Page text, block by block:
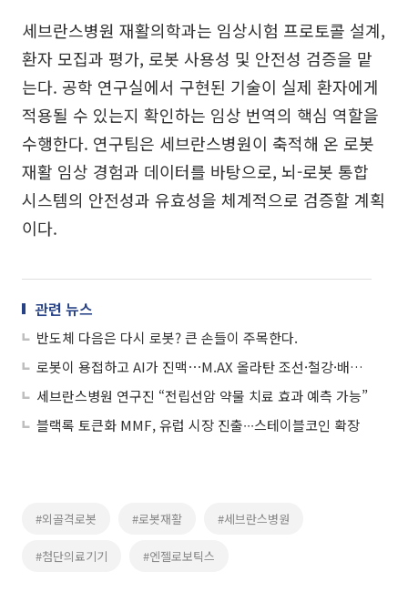
세브란스병원 재활의학과는 임상시험 프로토콜 설계,
환자 모집과 평가, 로봇 사용성 및 안전성 검증을 맡
는다. 공학 연구실에서 구현된 기술이 실제 환자에게
적용될 수 있는지 확인하는 임상 번역의 핵심 역할을
수행한다. 연구팀은 세브란스병원이 축적해 온 로봇
재활 임상 경험과 데이터를 바탕으로, 뇌-로봇 통합
시스템의 안전성과 유효성을 체계적으로 검증할 계획
이다.
관련 뉴스
반도체 다음은 다시 로봇? 큰 손들이 주목한다.
로봇이 용접하고 AI가 진맥⋯M.AX 올라탄 조선·철강·배터리
세브란스병원 연구진 “전립선암 약물 치료 효과 예측 가능”
블랙록 토큰화 MMF, 유럽 시장 진출∙∙∙스테이블코인 확장
#외골격로봇 #로봇재활 #세브란스병원
#첨단의료기기 #엔젤로보틱스